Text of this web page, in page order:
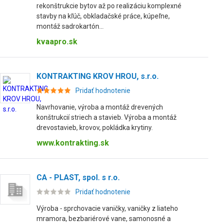
rekonštrukcie bytov až po realizáciu komplexné
stavby na kľúč, obkladačské práce, kúpeľne,
montáž sadrokartón...
kvaapro.sk
KONTRAKTING KROV HROU, s.r.o.
Pridať hodnotenie
Navrhovanie, výroba a montáž drevených
konštrukcií striech a stavieb. Výroba a montáž
drevostavieb, krovov, pokládka krytiny.
www.kontrakting.sk
CA - PLAST, spol. s r.o.
Pridať hodnotenie
Výroba - sprchovacie vaničky, vaničky z liateho
mramora, bezbariérové vane, samonosné a